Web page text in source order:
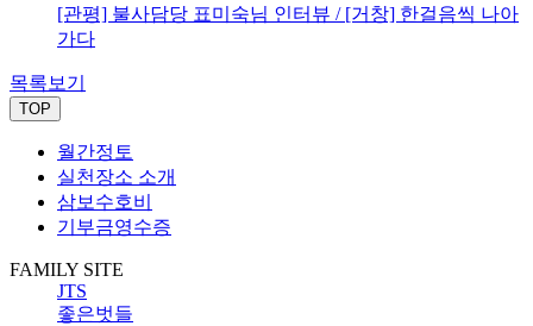
[관평] 불사담당 표미숙님 인터뷰 / [거창] 한걸음씩 나아
가다
목록보기
TOP
월간정토
실천장소 소개
삼보수호비
기부금영수증
FAMILY SITE
JTS
좋은벗들